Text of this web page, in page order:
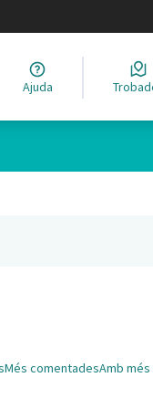
Elegir el idioma
Ajuda
Més comentadesAmb